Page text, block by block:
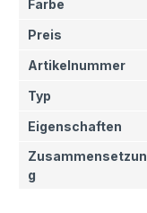
Farbe
Preis
Artikelnummer
Typ
Eigenschaften
Zusammensetzun
g